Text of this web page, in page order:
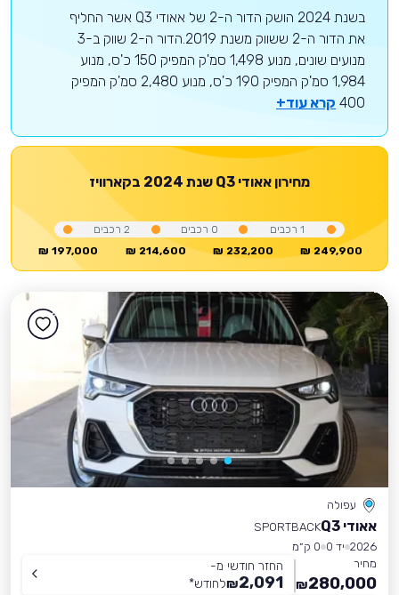
בשנת 2024 הושק הדור ה-2 של אאודי Q3 אשר החליף
את הדור ה-2 ששווק משנת 2019.הדור ה-2 שווק ב-3
מנועים שונים, מנוע 1,498 סמ'ק המפיק 150 כ'ס, מנוע
1,984 סמ'ק המפיק 190 כ'ס, מנוע 2,480 סמ'ק המפיק
400 קרא עוד+
מחירון אאודי Q3 שנת 2024 בקארוויז
197,000 ₪
2 רכבים
214,600 ₪
0 רכבים
232,200 ₪
1רכבים
249,900 ₪
עפולה
אאודי Q3
SPORTBACK
2026 יד 0
0 ק״מ
מחיר
280,000
₪
החזר חודשי מ-
2,091
₪לחודש*